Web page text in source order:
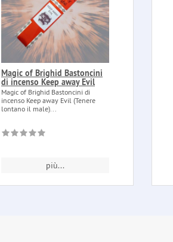
Magic of Brighid Bastoncini
di incenso Keep away Evil
Magic of Brighid Bastoncini di
incenso Keep away Evil (Tenere
lontano il male)...
più...